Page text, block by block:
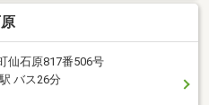
仙石原817番506号
バス26分